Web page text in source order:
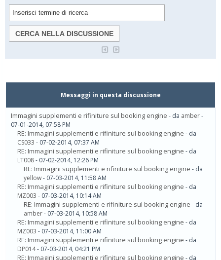
Messaggi in questa discussione
Immagini supplementi e rifiniture sul booking engine - da amber-
07-01-2014, 07:58 PM
RE: Immagini supplementi e rifiniture sul booking engine - da
CS033 - 07-02-2014, 07:37 AM
RE: Immagini supplementi e rifiniture sul booking engine - da
LT008- 07-02-2014, 12:26 PM
RE: Immagini supplementi e rifiniture sul booking engine - da
yellow- 07-03-2014, 11:58 AM
RE: Immagini supplementi e rifiniture sul booking engine - da
MZ003 - 07-03-2014, 10:14 AM
RE: Immagini supplementi e rifiniture sul booking engine - da
amber- 07-03-2014, 10:58 AM
RE: Immagini supplementi e rifiniture sul booking engine - da
MZ003 - 07-03-2014, 11:00 AM
RE: Immagini supplementi e rifiniture sul booking engine - da
DP014- 07-03-2014, 04:21 PM
RE: Immagini supplementi e rifiniture sul booking engine - da